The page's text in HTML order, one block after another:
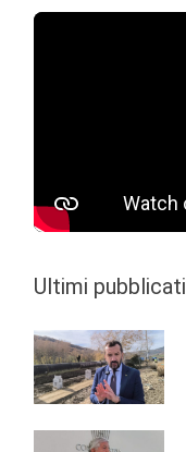
Ultimi pubblicati